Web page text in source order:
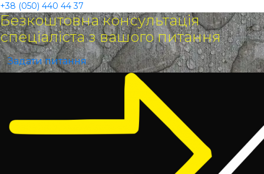
+38 (050) 440 44 37
Безкоштовна консультація
спеціаліста з вашого питання
Задати питання